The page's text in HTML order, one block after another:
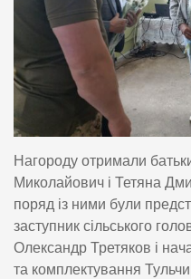
Нагороду отримали
Миколайович і Тетяна
поряд із ними були
заступник сільського
Олександр Третяков і
та комплектування